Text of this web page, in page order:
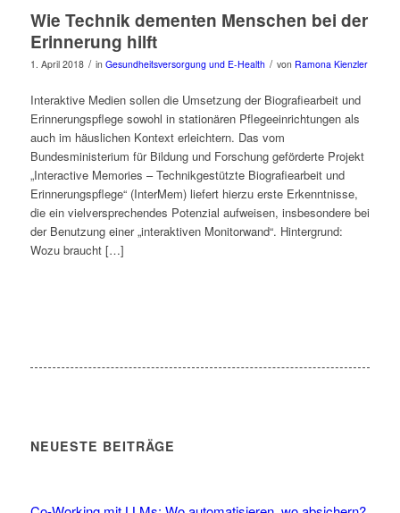
Wie Technik dementen Menschen bei der
Erinnerung hilft
1. April 2018 / in Gesundheitsversorgung und E-Health / von Ramona Kienzler
Interaktive Medien sollen die Umsetzung der Biografiearbeit und
Erinnerungspflege sowohl in stationären Pflegeeinrichtungen als
auch im häuslichen Kontext erleichtern. Das vom
Bundesministerium für Bildung und Forschung geförderte Projekt
„Interactive Memories – Technikgestützte Biografiearbeit und
Erinnerungspflege“ (InterMem) liefert hierzu erste Erkenntnisse,
die ein vielversprechendes Potenzial aufweisen, insbesondere bei
der Benutzung einer „interaktiven Monitorwand“. Hintergrund:
Wozu braucht […]
NEUESTE BEITRÄGE